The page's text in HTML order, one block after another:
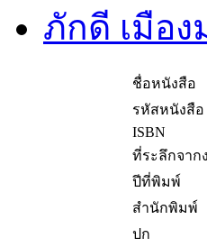
ภักดี เมือง
ชื่อหนังสือ
รหัสหนังสือ
ISBN
ที่ระลึกจาก
ปีที่พิมพ์
สำนักพิมพ์
ปก